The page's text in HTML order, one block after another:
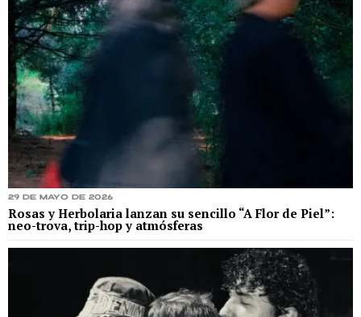
29 de mayo de 2026
Rosas y Herbolaria lanzan su sencillo “A Flor de Piel”:
neo-trova, trip-hop y atmósferas